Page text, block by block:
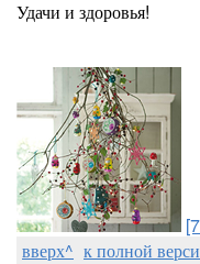
Удачи и здоровья!
вверх^ к полной